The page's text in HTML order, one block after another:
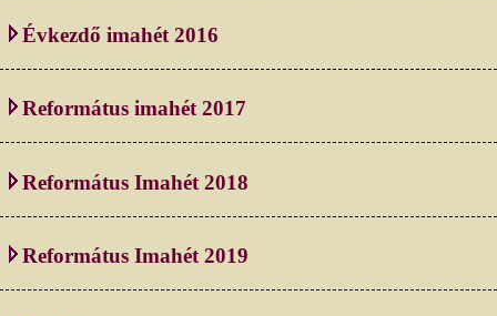
Évkezdő imahét 2016
Református imahét 2017
Református Imahét 2018
Református Imahét 2019